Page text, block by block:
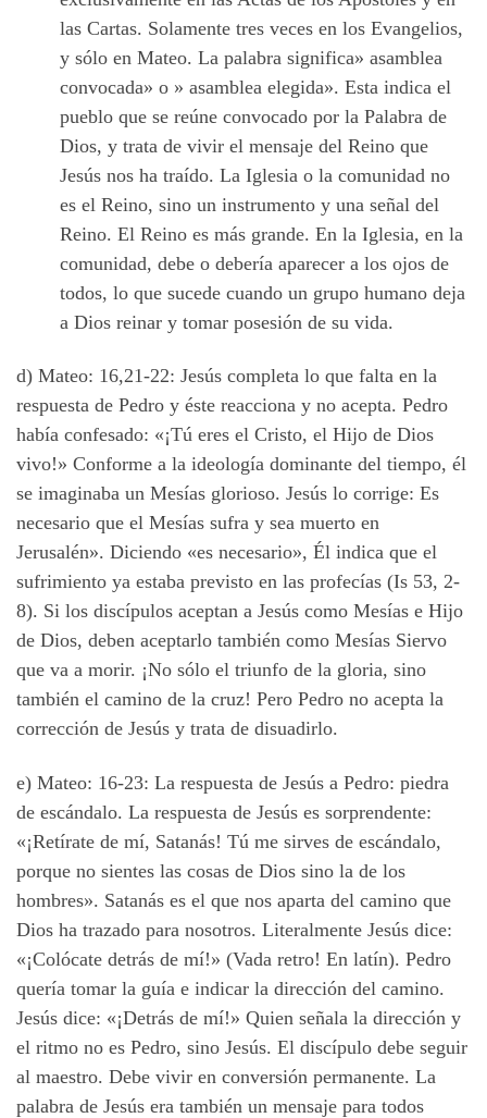
las Cartas. Solamente tres veces en los Evangelios,
y sólo en Mateo. La palabra significa» asamblea
convocada» o » asamblea elegida». Esta indica el
pueblo que se reúne convocado por la Palabra de
Dios, y trata de vivir el mensaje del Reino que
Jesús nos ha traído. La Iglesia o la comunidad no
es el Reino, sino un instrumento y una señal del
Reino. El Reino es más grande. En la Iglesia, en la
comunidad, debe o debería aparecer a los ojos de
todos, lo que sucede cuando un grupo humano deja
a Dios reinar y tomar posesión de su vida.
d) Mateo: 16,21-22: Jesús completa lo que falta en la
respuesta de Pedro y éste reacciona y no acepta. Pedro
había confesado: «¡Tú eres el Cristo, el Hijo de Dios
vivo!» Conforme a la ideología dominante del tiempo, él
se imaginaba un Mesías glorioso. Jesús lo corrige: Es
necesario que el Mesías sufra y sea muerto en
Jerusalén». Diciendo «es necesario», Él indica que el
sufrimiento ya estaba previsto en las profecías (Is 53, 2-
8). Si los discípulos aceptan a Jesús como Mesías e Hijo
de Dios, deben aceptarlo también como Mesías Siervo
que va a morir. ¡No sólo el triunfo de la gloria, sino
también el camino de la cruz! Pero Pedro no acepta la
corrección de Jesús y trata de disuadirlo.
e) Mateo: 16-23: La respuesta de Jesús a Pedro: piedra
de escándalo. La respuesta de Jesús es sorprendente:
«¡Retírate de mí, Satanás! Tú me sirves de escándalo,
porque no sientes las cosas de Dios sino la de los
hombres». Satanás es el que nos aparta del camino que
Dios ha trazado para nosotros. Literalmente Jesús dice:
«¡Colócate detrás de mí!» (Vada retro! En latín). Pedro
quería tomar la guía e indicar la dirección del camino.
Jesús dice: «¡Detrás de mí!» Quien señala la dirección y
el ritmo no es Pedro, sino Jesús. El discípulo debe seguir
al maestro. Debe vivir en conversión permanente. La
palabra de Jesús era también un mensaje para todos